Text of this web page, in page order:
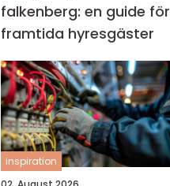
falkenberg: en guide för
framtida hyresgäster
inspiration